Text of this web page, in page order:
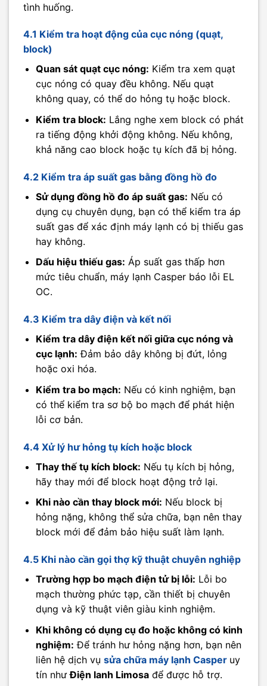
tình huống.
4.1 Kiểm tra hoạt động của cục nóng (quạt,
block)
Quan sát quạt cục nóng: Kiểm tra xem quạt
cục nóng có quay đều không. Nếu quạt
không quay, có thể do hỏng tụ hoặc block.
Kiểm tra block: Lắng nghe xem block có phát
ra tiếng động khởi động không. Nếu không,
khả năng cao block hoặc tụ kích đã bị hỏng.
4.2 Kiểm tra áp suất gas bằng đồng hồ đo
Sử dụng đồng hồ đo áp suất gas: Nếu có
dụng cụ chuyên dụng, bạn có thể kiểm tra áp
suất gas để xác định máy lạnh có bị thiếu gas
hay không.
Dấu hiệu thiếu gas: Áp suất gas thấp hơn
mức tiêu chuẩn, máy lạnh Casper báo lỗi EL
OC.
4.3 Kiểm tra dây điện và kết nối
Kiểm tra dây điện kết nối giữa cục nóng và
cục lạnh: Đảm bảo dây không bị đứt, lỏng
hoặc oxi hóa.
Kiểm tra bo mạch: Nếu có kinh nghiệm, bạn
có thể kiểm tra sơ bộ bo mạch để phát hiện
lỗi cơ bản.
4.4 Xử lý hư hỏng tụ kích hoặc block
Thay thế tụ kích block: Nếu tụ kích bị hỏng,
hãy thay mới để block hoạt động trở lại.
Khi nào cần thay block mới: Nếu block bị
hỏng nặng, không thể sửa chữa, bạn nên thay
block mới để đảm bảo hiệu suất làm lạnh.
4.5 Khi nào cần gọi thợ kỹ thuật chuyên nghiệp
Trường hợp bo mạch điện tử bị lỗi: Lỗi bo
mạch thường phức tạp, cần thiết bị chuyên
dụng và kỹ thuật viên giàu kinh nghiệm.
Khi không có dụng cụ đo hoặc không có kinh
nghiệm: Để tránh hư hỏng nặng hơn, bạn nên
liên hệ dịch vụ sửa chữa máy lạnh Casper uy
tín nhưĐiện lanh Limosađể được hỗ trợ.